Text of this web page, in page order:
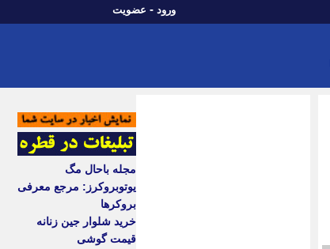
ورود - عضویت
مجله باحال مگ
یوتوبروکرز: مرجع معرفی
بروکرها
خرید شلوار جین زنانه
قیمت گوشی